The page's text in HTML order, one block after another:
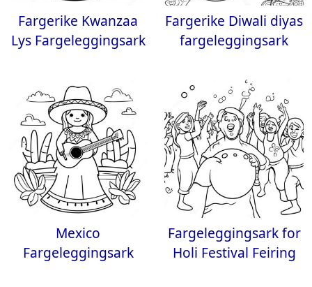
Fargerike Kwanzaa
Lys Fargeleggingsark
Fargerike Diwali diyas
fargeleggingsark
Mexico
Fargeleggingsark
Fargeleggingsark for
Holi Festival Feiring